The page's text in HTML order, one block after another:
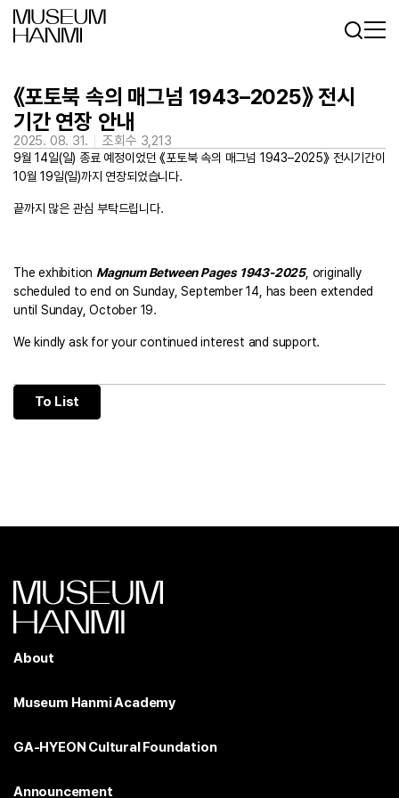
《포토북 속의 매그넘 1943–2025》 전시
기간 연장 안내
2025. 08. 31. 조회수 3,213
9월 14일(일) 종료 예정이었던 《포토북 속의 매그넘 1943–2025》 전시기간이
10월 19일(일)까지 연장되었습니다.
끝까지 많은 관심 부탁드립니다.
The exhibition Magnum Between Pages 1943-2025, originally
scheduled to end on Sunday, September 14, has been extended
until Sunday, October 19.
We kindly ask for your continued interest and support.
To List
About
Museum Hanmi Academy
GA-HYEON Cultural Foundation
Announcement